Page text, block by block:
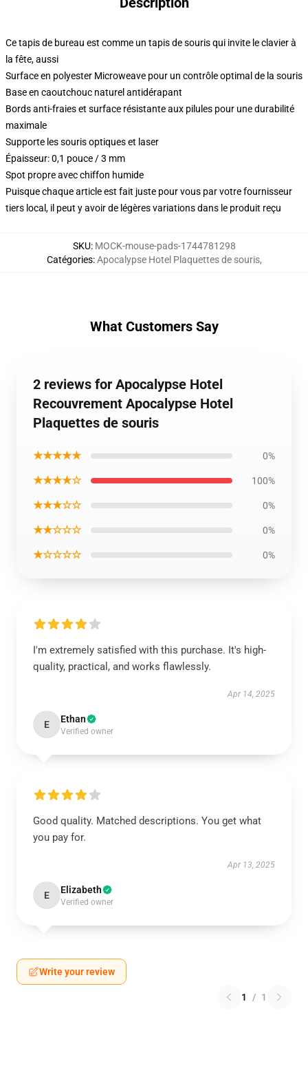
Ce tapis de bureau est comme un tapis de souris qui invite le clavier à
la fête, aussi
Surface en polyester Microweave pour un contrôle optimal de la souris
Base en caoutchouc naturel antidérapant
Bords anti-fraies et surface résistante aux pilules pour une durabilité
maximale
Supporte les souris optiques et laser
Épaisseur: 0,1 pouce / 3 mm
Spot propre avec chiffon humide
Puisque chaque article est fait juste pour vous par votre fournisseur
tiers local, il peut y avoir de légères variations dans le produit reçu
SKU: MOCK-mouse-pads-1744781298
Catégories:Apocalypse Hotel Plaquettes de souris,
What Customers Say
2 reviews for Apocalypse Hotel
Recouvrement Apocalypse Hotel
Plaquettes de souris
★★★★★ 0%
★★★★☆ 100%
★★★☆☆ 0%
★★☆☆☆ 0%
★☆☆☆☆ 0%
I'm extremely satisfied with this purchase. It's high-
quality, practical, and works flawlessly.
Apr 14, 2025
E Ethan
Verified owner
Good quality. Matched descriptions. You get what
you pay for.
Apr 13, 2025
E Elizabeth
Verified owner
Write your review
1 / 1